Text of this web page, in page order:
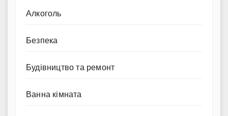
Алкоголь
Безпека
Будівництво та ремонт
Ванна кімната